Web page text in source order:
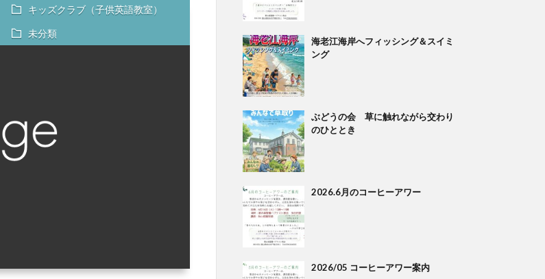
キッズクラブ（子供英語教室）
未分類
海老江海岸へフィッシング＆スイミ
ング
ぶどうの会 草に触れながら交わり
のひととき
2026.6月のコーヒーアワー
2026/05 コーヒーアワー案内